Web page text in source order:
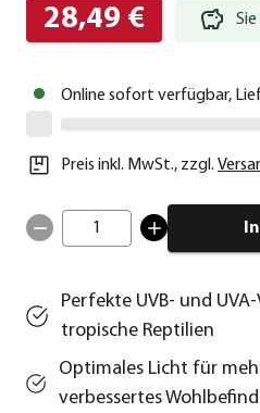
28,49 €
Online sofort verfügbar,
Preis inkl. MwSt., zzgl.
1
Perfekte UVB- und
tropische Reptilien
Optimales Licht für
verbessertes